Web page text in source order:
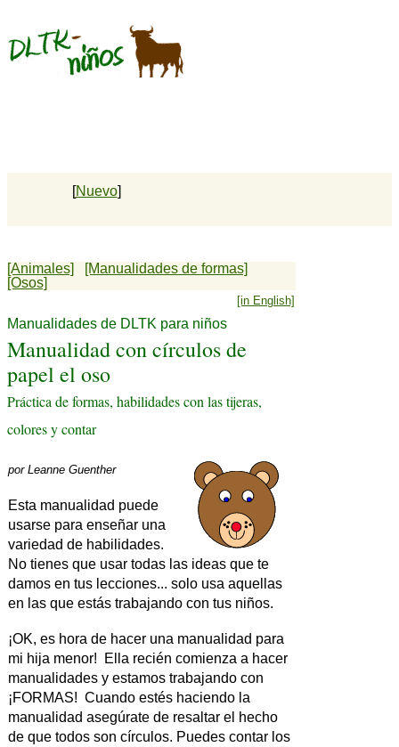
[Nuevo]
[Animales]
[Manualidades de formas]
[Osos]
[in English]
Manualidades de DLTK para niños
Manualidad con círculos de
papel el oso
Práctica de formas, habilidades con las tijeras,
colores y contar
por Leanne Guenther
Esta manualidad puede
usarse para enseñar una
variedad de habilidades.
No tienes que usar todas las ideas que te
damos en tus lecciones... solo usa aquellas
en las que estás trabajando con tus niños.
¡OK, es hora de hacer una manualidad para
mi hija menor! Ella recién comienza a hacer
manualidades y estamos trabajando con
¡FORMAS! Cuando estés haciendo la
manualidad asegúrate de resaltar el hecho
de que todos son círculos. Puedes contar los